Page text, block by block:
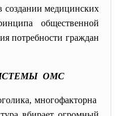
создании медицинских
общественной
потребности граждан
ОМС
многофакторна